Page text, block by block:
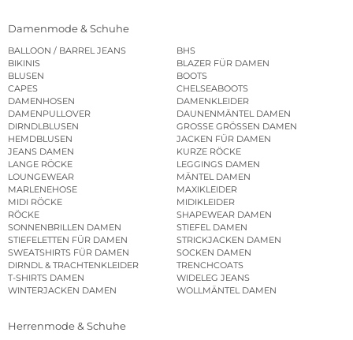
Damenmode & Schuhe
BALLOON / BARREL JEANS
BHS
BIKINIS
BLAZER FÜR DAMEN
BLUSEN
BOOTS
CAPES
CHELSEABOOTS
DAMENHOSEN
DAMENKLEIDER
DAMENPULLOVER
DAUNENMÄNTEL DAMEN
DIRNDLBLUSEN
GROSSE GRÖSSEN DAMEN
HEMDBLUSEN
JACKEN FÜR DAMEN
JEANS DAMEN
KURZE RÖCKE
LANGE RÖCKE
LEGGINGS DAMEN
LOUNGEWEAR
MÄNTEL DAMEN
MARLENEHOSE
MAXIKLEIDER
MIDI RÖCKE
MIDIKLEIDER
RÖCKE
SHAPEWEAR DAMEN
SONNENBRILLEN DAMEN
STIEFEL DAMEN
STIEFELETTEN FÜR DAMEN
STRICKJACKEN DAMEN
SWEATSHIRTS FÜR DAMEN
SOCKEN DAMEN
DIRNDL & TRACHTENKLEIDER
TRENCHCOATS
T-SHIRTS DAMEN
WIDELEG JEANS
WINTERJACKEN DAMEN
WOLLMÄNTEL DAMEN
Herrenmode & Schuhe